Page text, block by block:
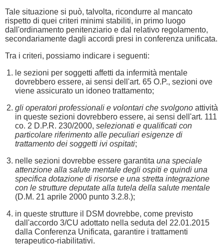
Tale situazione si può, talvolta, ricondurre al mancato
rispetto di quei criteri minimi stabiliti, in primo luogo
dall'ordinamento penitenziario e dal relativo regolamento,
secondariamente dagli accordi presi in conferenza unificata.
Tra i criteri, possiamo indicare i seguenti:
le sezioni per soggetti affetti da infermità mentale
dovrebbero essere, ai sensi dell'art. 65 O.P., sezioni ove
viene assicurato un idoneo trattamento;
gli operatori professionali e volontari che svolgono attività
in queste sezioni dovrebbero essere, ai sensi dell'art. 111
co. 2 D.P.R. 230/2000, selezionati e qualificati con
particolare riferimento alle peculiari esigenze di
trattamento dei soggetti ivi ospitati;
nelle sezioni dovrebbe essere garantita una speciale
attenzione alla salute mentale degli ospiti e quindi una
specifica dotazione di risorse e una stretta integrazione
con le strutture deputate alla tutela della salute mentale
(D.M. 21 aprile 2000 punto 3.2.8.);
in queste strutture il DSM dovrebbe, come previsto
dall'accordo 3/CU adottato nella seduta del 22.01.2015
dalla Conferenza Unificata, garantire i trattamenti
terapeutico-riabilitativi.